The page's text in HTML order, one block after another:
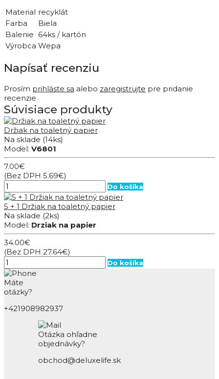
Material recyklát
Farba
Biela
Balenie 64ks / kartón
Výrobca Wepa
Napísať recenziu
Prosím prihláste sa alebo zaregistrujte pre pridanie
recenzie
Súvisiace produkty
Držiak na toaletný papier
Na sklade (14ks)
Model: V6801
7.00€
(Bez DPH 5.69€)
Do košíka
5 + 1 Držiak na toaletný papier
Na sklade (2ks)
Model: Drziak na papier
34.00€
(Bez DPH 27.64€)
Do košíka
Máte
otázky?
+421908982937
Otázka ohľadne
objednávky?
obchod@deluxelife.sk